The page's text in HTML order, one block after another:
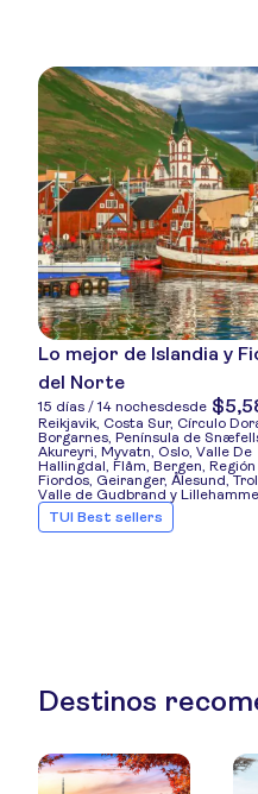
Lo mejor de Islandia y
del Norte
15 días / 14 nochesdesde
Reikjavik, Costa Sur, Círculo
Borgarnes, Península de
Akureyri, Myvatn, Oslo, Valle De
Hallingdal, Flåm, Bergen,
Fiordos, Geiranger, Ålesund,
Valle de Gudbrand y
TUI Best sellers
Destinos